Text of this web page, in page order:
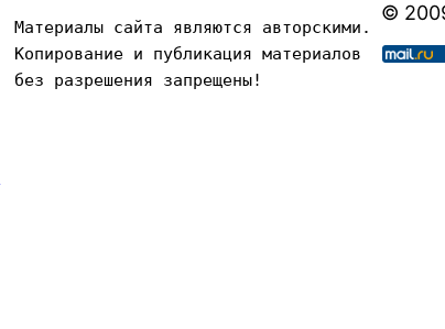
Материалы сайта являются авторскими.
Копирование и публикация материалов
без разрешения запрещены!
©